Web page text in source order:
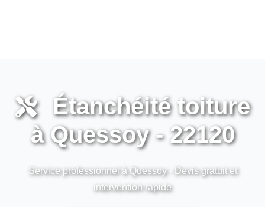
Étanchéité toiture
à Quessoy - 22120
Service professionnel à Quessoy - Devis gratuit et
intervention rapide